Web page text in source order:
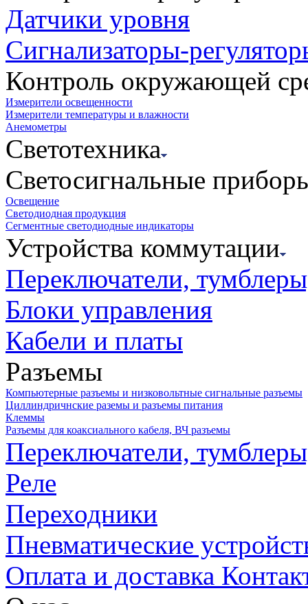
Датчики уровня
Сигнализаторы-
Контроль окружающей
Измерители освещенности
Измерители температуры и влажности
Анемометры
Светотехника
Светосигнальные
Освещение
Светодиодная продукция
Сегментные светодиодные индикаторы
Устройства коммутации
Переключатели,
Блоки управления
Кабели и платы
Разъемы
Компьютерные разъемы и низковольтные сигнальные разъемы
Циллиндричнские раземы и разъемы питания
Клеммы
Разъемы для коаксиального кабеля, ВЧ разъемы
Переключатели,
Реле
Переходники
Пневматические
Оплата и доставка